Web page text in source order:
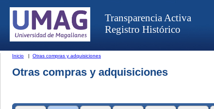
Transparencia Activa
Registro Histórico
Inicio | Otras compras y adquisiciones
Otras compras y adquisiciones